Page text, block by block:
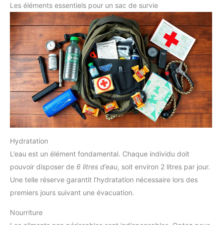
Les éléments essentiels pour un sac de survie
Hydratation
L’eau est un élément fondamental. Chaque individu doit
pouvoir disposer de 6 litres d’eau, soit environ 2 litres par jour.
Une telle réserve garantit l’hydratation nécessaire lors des
premiers jours suivant une évacuation.
Nourriture